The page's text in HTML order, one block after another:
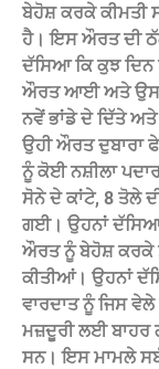
ਬੇਹੋਸ਼ ਕਰਕੇ ਕੀਮਤੀ
ਹੈ। ਇਸ ਔਰਤ ਦੀ
ਦੱਸਿਆ ਕਿ ਕੁਝ ਦਿਨ
ਔਰਤ ਆਈ ਅਤੇ ਉਸਨੇ
ਨਵੇਂ ਭਾਂਡੇ ਦੇ ਦਿੱਤੇ
ਉਹੀ ਔਰਤ
ਨੂੰ ਕੋਈ ਨਸ਼ੀਲਾ
ਸੋਨੇ ਦੇ ਕਾਂਟੇ, 8 ਤੋਲੇ
ਗਈ। ਉਹਨਾਂ
ਔਰਤ ਨੂੰ ਬੇਹੋਸ਼ ਕਰਕੇ
ਕੀਤੀਆਂ। ਉਹਨਾਂ
ਵਾਰਦਾਤ ਨੂੰ ਜਿਸ
ਮਜ਼ਦੂਰੀ ਲਈ
ਸਨ। ਇਸ ਮਾਮਲੇ